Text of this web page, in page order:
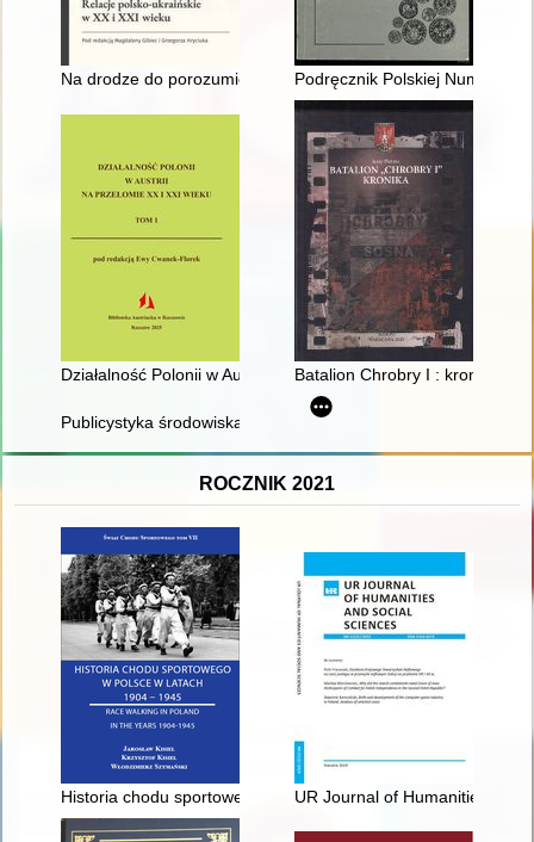
Na drodze do porozumienia : relacje polsko-ukraińskie w XX i
Podręcznik Polskiej
Działalność Polonii w Austrii na przełomie XX i XXI wieku. T. 1
Batalion Chrobry I : kronika :
Publicystyka środowiska Niezależnej Grupy Politycznej i
ROCZNIK 2021
Historia chodu sportowego w Polsce w latach 1904-1945 =
UR Journal of Humanities and